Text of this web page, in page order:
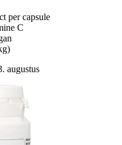
per capsule
C
augustus